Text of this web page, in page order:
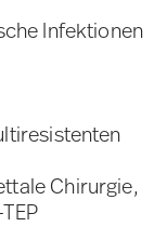
Infektionen
Chirurgie,